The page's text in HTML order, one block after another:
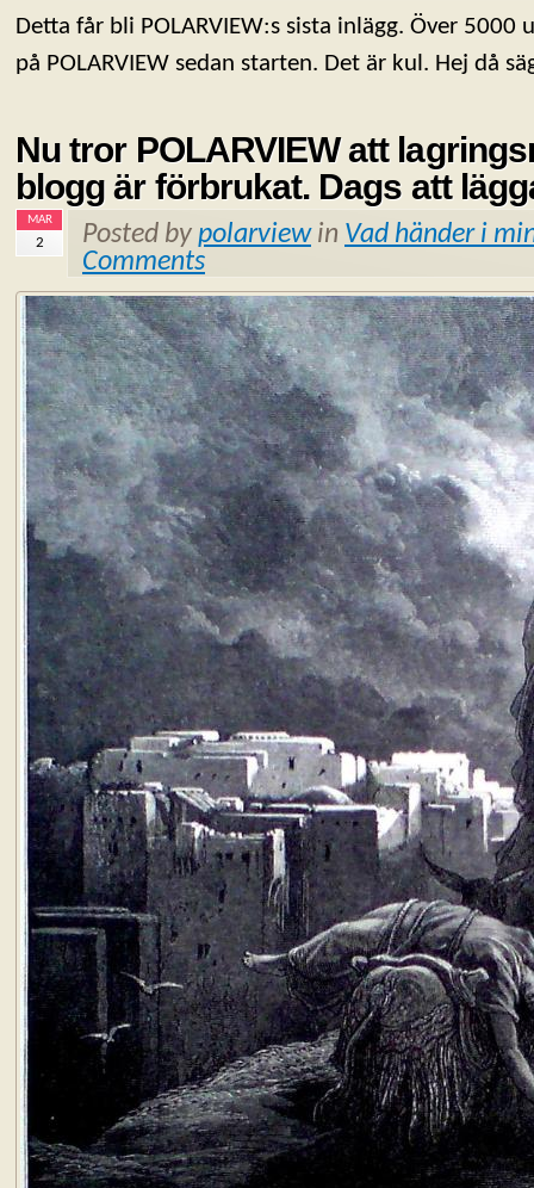
Detta får bli POLARVIEW:s sista inlägg. Över 5000
på POLARVIEW sedan starten. Det är kul. Hej då
Nu tror POLARVIEW att
blogg är förbrukat. Dags att
MAR
2 Posted by polarviewin Vad händer i
Comments